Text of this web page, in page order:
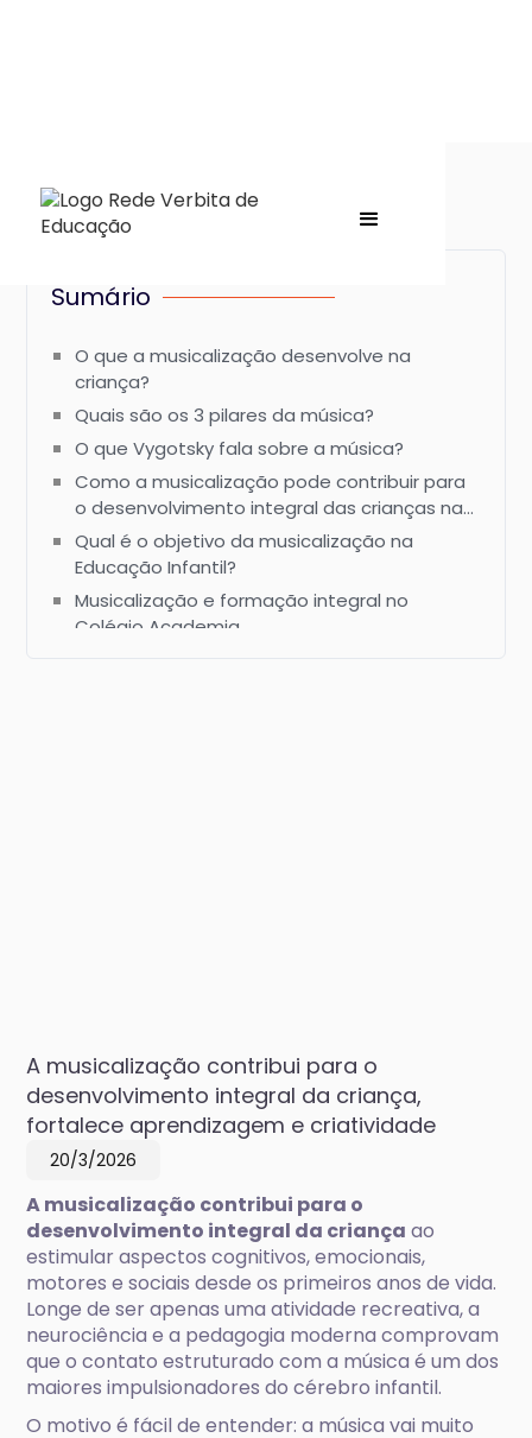
Sumário
O que a musicalização desenvolve na
criança?
Quais são os 3 pilares da música?
O que Vygotsky fala sobre a música?
Como a musicalização pode contribuir para
o desenvolvimento integral das crianças na
educação especial?
Qual é o objetivo da musicalização na
Educação Infantil?
Musicalização e formação integral no
Colégio Academia
A musicalização contribui para o
desenvolvimento integral da criança,
fortalece aprendizagem e criatividade
20/3/2026
A musicalização contribui para o
desenvolvimento integral da criança ao
estimular aspectos cognitivos, emocionais,
motores e sociais desde os primeiros anos de vida.
Longe de ser apenas uma atividade recreativa, a
neurociência e a pedagogia moderna comprovam
que o contato estruturado com a música é um dos
maiores impulsionadores do cérebro infantil.
O motivo é fácil de entender: a música vai muito